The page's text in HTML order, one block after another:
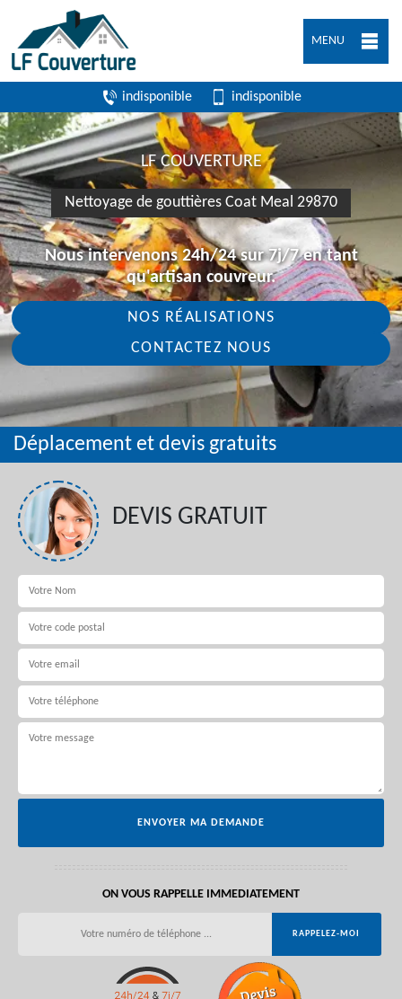
MENU
indisponible indisponible
LF COUVERTURE
Nettoyage de gouttières Coat Meal 29870
Nous intervenons 24h/24 sur 7j/7 en tant
qu'artisan couvreur.
NOS RÉALISATIONS
CONTACTEZ NOUS
Déplacement et devis gratuits
DEVIS GRATUIT
ON VOUS RAPPELLE IMMEDIATEMENT